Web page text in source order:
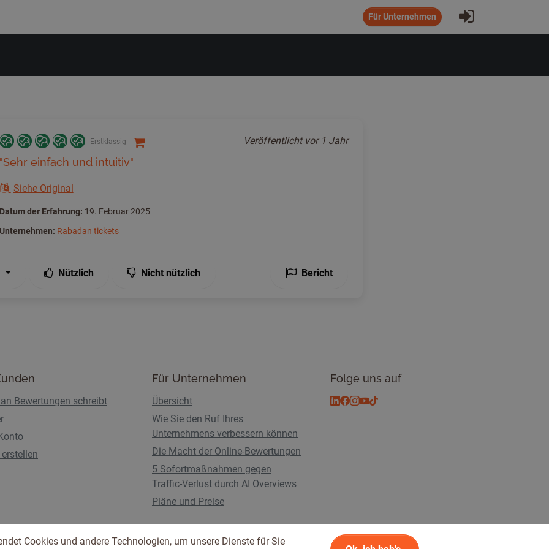
Für Unternehmen Eintragen
Erstklassig Veröffentlicht vor 1 Jahr
"Sehr einfach und intuitiv"
Siehe Original
Datum der Erfahrung: 19. Februar 2025
Unternehmen: Rabadan tickets
Nützlich Nicht nützlich Bericht
Bewertungen schreibt
Für Unternehmen
Übersicht
Wie Sie den Ruf Ihres
Unternehmens verbessern können
Die Macht der Online-Bewertungen
5 Sofortmaßnahmen gegen
Traffic-Verlust durch AI Overviews
Pläne und Preise
Folge uns auf
Cookies und andere Technologien, um unsere Dienste für Sie